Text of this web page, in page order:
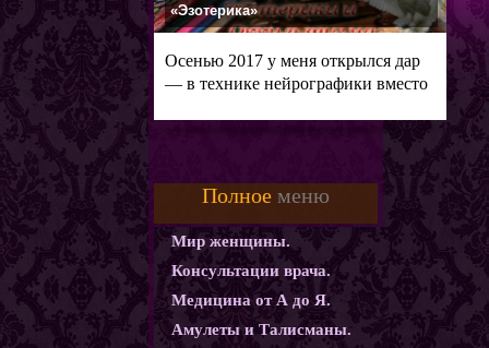
«Эзотерика»
Осенью 2017 у меня открылся дар
— в технике нейрографики вместо
Полное меню
Мир женщины.
Консультации врача.
Медицина от А до Я.
Амулеты и Талисманы.